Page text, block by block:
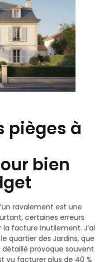
pièges à
bien
ravalement est une
certaines erreurs
facture inutilement. J’ai
quartier des Jardins, que
provoque souvent
vu facturer plus de 40 %